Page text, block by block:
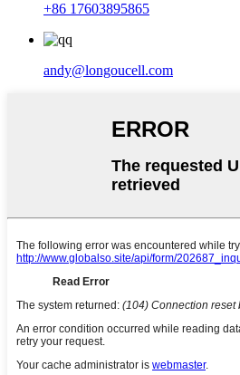
+86 17603895865
andy@longoucell.com